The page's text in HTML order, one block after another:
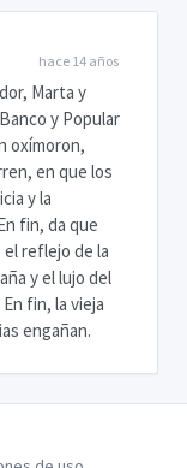
hace 14 años
Marta y
y Popular
oxímoron,
en que los
y la
fin, da que
reflejo de la
y el lujo del
fin, la vieja
engañan.